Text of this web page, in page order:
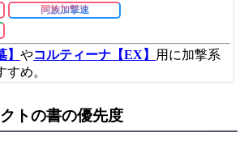
同族加撃速
やコルティーナ【EX】
用に加撃系
め。
トの書の優先度